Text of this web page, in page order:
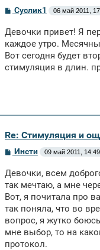
С
б
щ
н
и
Суслик1 06 май 2011,
Девочки привет! Я
каждое утро.
Вот сегодня будет
стимуляция в длин.
Re: Стимуляция и
С
б
щ
н
и
Инсти 09 май 2011, 14:49
Девочки, всем
так мечтаю, а мне
Вот, я почитала про
так поняла, что во
вопрос, я жутко
мне выбор, то на
протокол.